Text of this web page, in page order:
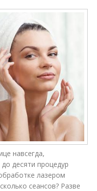
навсегда,
десяти процедур
лазером
сеансов? Разве